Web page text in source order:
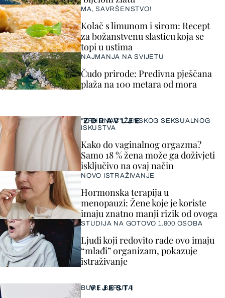
VIJESTI
BURE BARUTA
ZDRAVLJE
"VRHUNAC" ŽENSKOG SEKSUALNOG
ISKUSTVA
Kako do vaginalnog orgazma?
Samo 18 % žena može ga doživjeti
isključivo na ovaj način
NOVO ISTRAŽIVANJE
Hormonska terapija u
menopauzi: Žene koje je koriste
imaju znatno manji rizik od ovoga
STUDIJA NA GOTOVO 1.900 OSOBA
Ljudi koji redovito rade ovo imaju
“mlađi” organizam, pokazuje
istraživanje
MA, SAVRŠENSTVO!
Kolač s limunom i sirom: Recept
za božanstvenu slasticu koja se
topi u ustima
NAJMANJA NA SVIJETU
Čudo prirode: Predivna pješčana
plaža na 100 metara od mora